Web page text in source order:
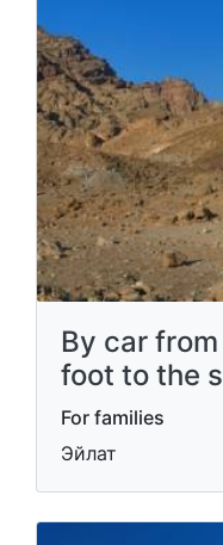
By car
foot to the
For families
Эйлат